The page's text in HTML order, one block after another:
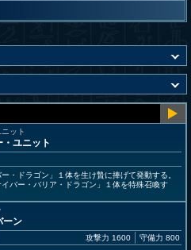
ット
ユニット
・ドラゴン」１体を生け贄に捧げて発動する。
バー・バリア・ドラゴン」１体を特殊召喚す
ーン
攻撃力 1600 守備力 800